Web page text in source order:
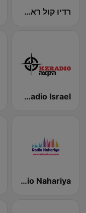
רדיו קול ראשונים - 106.2 FM
KZ Radio Israel
Radio Nahariya